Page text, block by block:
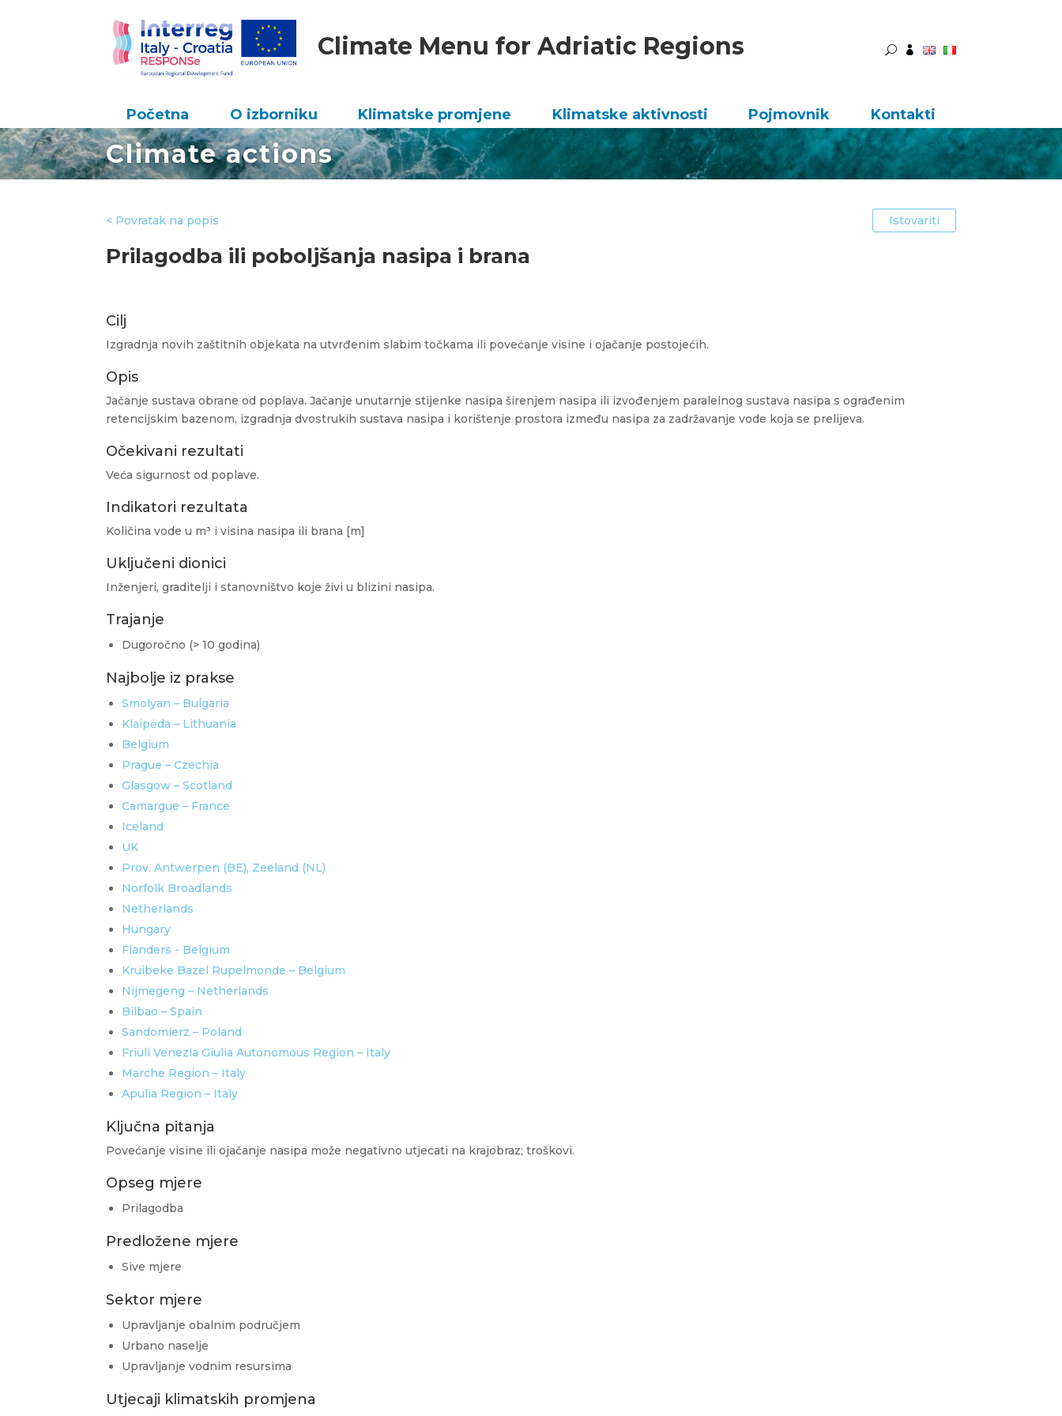
Climate Menu for Adriatic Regions U 
Početna O izborniku Klimatske promjene Klimatske aktivnosti Pojmovnik Kontakti
Climate actions
< Povratak na popis Istovariti
Prilagodba ili poboljšanja nasipa i brana
Cilj
Izgradnja novih zaštitnih objekata na utvrđenim slabim točkama ili povećanje visine i ojačanje postojećih.
Opis
Jačanje sustava obrane od poplava. Jačanje unutarnje stijenke nasipa širenjem nasipa ili izvođenjem paralelnog sustava nasipa s ograđenim
retencijskim bazenom, izgradnja dvostrukih sustava nasipa i korištenje prostora između nasipa za zadržavanje vode koja se prelijeva.
Očekivani rezultati
Veća sigurnost od poplave.
Indikatori rezultata
Količina vode u m³ i visina nasipa ili brana [m]
Uključeni dionici
Inženjeri, graditelji i stanovništvo koje živi u blizini nasipa.
Trajanje
Dugoročno (> 10 godina)
Najbolje iz prakse
Smolyan – Bulgaria
Klaipėda – Lithuania
Belgium
Prague – Czechia
Glasgow – Scotland
Camargue – France
Iceland
UK
Prov. Antwerpen (BE), Zeeland (NL)
Norfolk Broadlands
Netherlands
Hungary
Flanders - Belgium
Kruibeke Bazel Rupelmonde – Belgium
Nijmegeng – Netherlands
Bilbao – Spain
Sandomierz – Poland
Friuli Venezia Giulia Autonomous Region – Italy
Marche Region – Italy
Apulia Region – Italy
Ključna pitanja
Povećanje visine ili ojačanje nasipa može negativno utjecati na krajobraz; troškovi.
Opseg mjere
Prilagodba
Predložene mjere
Sive mjere
Sektor mjere
Upravljanje obalnim područjem
Urbano naselje
Upravljanje vodnim resursima
Utjecaji klimatskih promjena